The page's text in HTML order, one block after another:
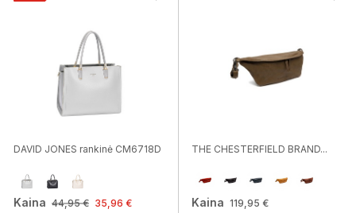
DAVID JONES rankinė CM6718D
Kaina 44,95 € 35,96 €
THE CHESTERFIELD BRAND...
Kaina 119,95 €